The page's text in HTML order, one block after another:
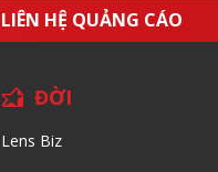
LIÊN HỆ QUẢNG CÁO
ĐỜI
Lens Biz